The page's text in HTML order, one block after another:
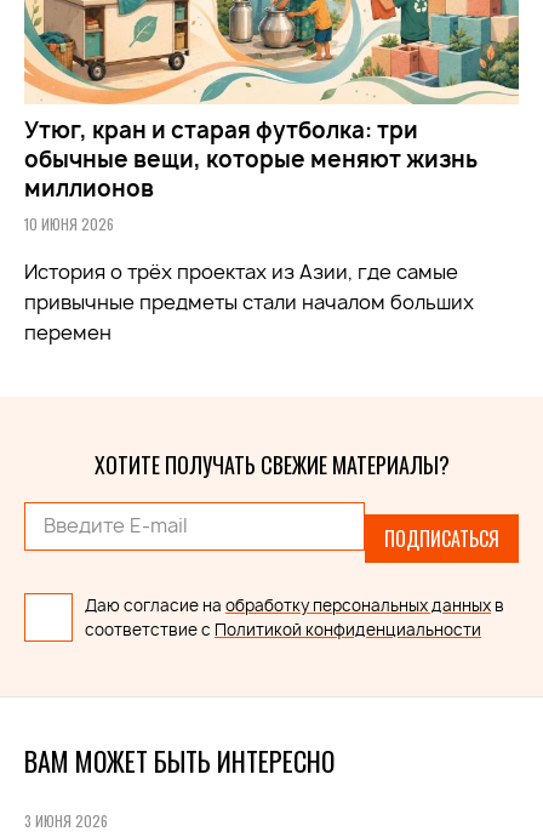
Утюг, кран и старая футболка: три
обычные вещи, которые меняют жизнь
миллионов
10 ИЮНЯ 2026
История о трёх проектах из Азии, где самые
привычные предметы стали началом больших
перемен
ХОТИТЕ ПОЛУЧАТЬ СВЕЖИЕ МАТЕРИАЛЫ?
ПОДПИСАТЬСЯ
Даю согласие на обработку персональных данных в
соответствие с Политикой конфиденциальности
ВАМ МОЖЕТ БЫТЬ ИНТЕРЕСНО
3 ИЮНЯ 2026